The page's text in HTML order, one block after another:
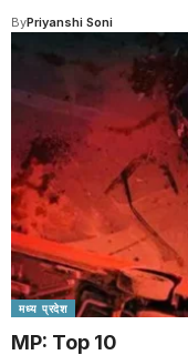
ByPriyanshi Soni
मध्य प्रदेश
MP: Top 10